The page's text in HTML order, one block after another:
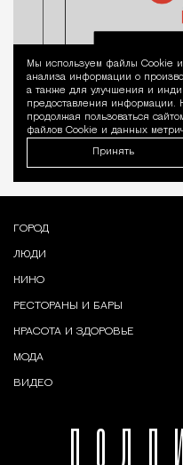
Мы используем файлы Сookie
анализа информации о
а также для улучшения и
предоставления информации.
продолжая пользоваться
файлов Cookie и данных
Принять
ГОРОД
ЛЮДИ
КИНО
РЕСТОРАНЫ И БАРЫ
КРАСОТА И ЗДОРОВЬЕ
МОДА
ВИДЕО